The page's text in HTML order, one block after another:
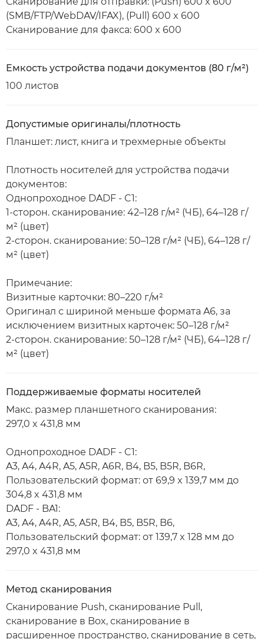
(SMB/FTP/WebDAV/IFAX), (Pull) 600 x 600
Сканирование для факса: 600 x 600
Емкость устройства подачи документов (80 г/м²)
100 листов
Допустимые оригиналы/плотность
Планшет: лист, книга и трехмерные объекты
Плотность носителей для устройства подачи
документов:
Однопроходное DADF - C1:
1-сторон. сканирование: 42–128 г/м² (ЧБ), 64–128 г/
м² (цвет)
2-сторон. сканирование: 50–128 г/м² (ЧБ), 64–128 г/
м² (цвет)
Примечание:
Визитные карточки: 80–220 г/м²
Оригинал с шириной меньше формата A6, за
исключением визитных карточек: 50–128 г/м²
2-сторон. сканирование: 50–128 г/м² (ЧБ), 64–128 г/
м² (цвет)
Поддерживаемые форматы носителей
Макс. размер планшетного сканирования:
297,0 x 431,8 мм
Однопроходное DADF - C1:
A3, A4, A4R, A5, A5R, A6R, B4, B5, B5R, B6R,
Пользовательский формат: от 69,9 x 139,7 мм до
304,8 x 431,8 мм
DADF - BA1:
A3, A4, A4R, A5, A5R, B4, B5, B5R, B6,
Пользовательский формат: от 139,7 x 128 мм до
297,0 x 431,8 мм
Метод сканирования
Сканирование Push, сканирование Pull,
сканирование в Box, сканирование в
расширенное пространство, сканирование в сеть,